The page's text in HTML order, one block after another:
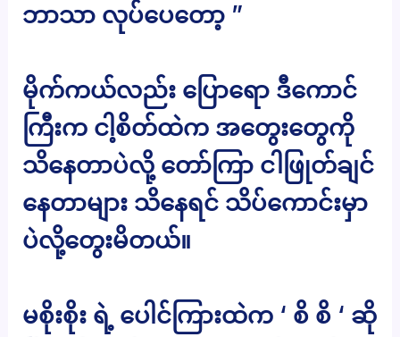
ဘာသာ လုပ်ပေတော့ ”
မိုက်ကယ်လည်း ပြောရော ဒီကောင်
ကြီးက ငါ့စိတ်ထဲက အတွေးတွေကို
သိနေတာပဲလို့ တော်ကြာ ငါဖြုတ်ချင်
နေတာများ သိနေရင် သိပ်ကောင်းမှာ
ပဲလို့တွေးမိတယ်။
မစိုးစိုး ရဲ့ ပေါင်ကြားထဲက ‘ စိ စိ ‘ ဆို